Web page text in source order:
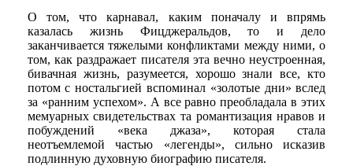
О том, что карнавал, каким поначалу и впрямь
казалась жизнь Фицджеральдов, то и дело
заканчивается тяжелыми конфликтами между ними, о
том, как раздражает писателя эта вечно неустроенная,
бивачная жизнь, разумеется, хорошо знали все, кто
потом с ностальгией вспоминал «золотые дни» вслед
за «ранним успехом». А все равно преобладала в этих
мемуарных свидетельствах та романтизация нравов и
побуждений «века джаза», которая стала
неотъемлемой частью «легенды», сильно исказив
подлинную духовную биографию писателя.